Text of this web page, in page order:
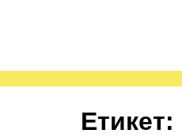
Етикет: